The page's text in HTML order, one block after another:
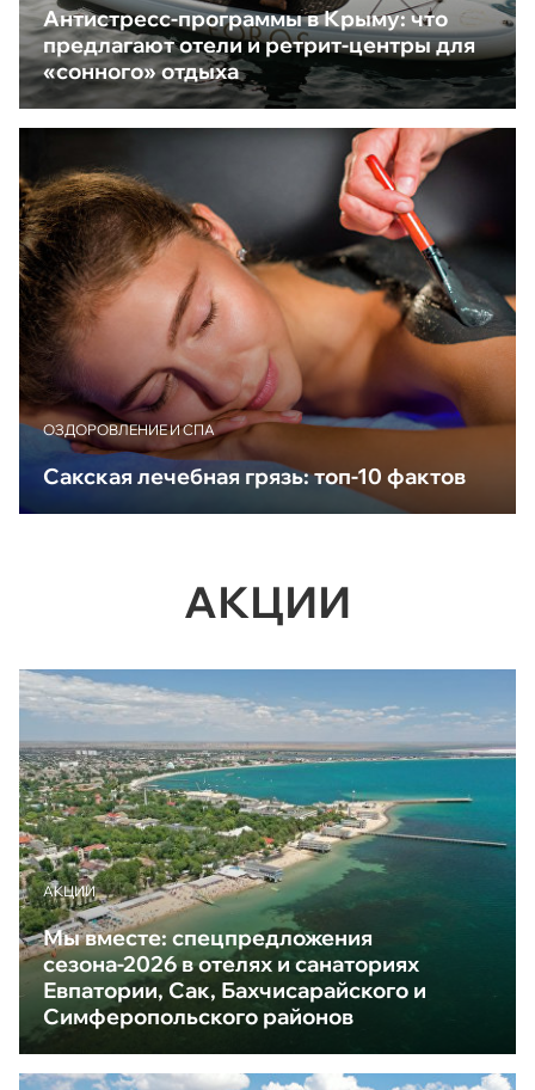
Антистресс-программы в Крыму: что
предлагают отели и ретрит-центры для
«сонного» отдыха
ОЗДОРОВЛЕНИЕ И СПА
Сакская лечебная грязь: топ-10 фактов
АКЦИИ
АКЦИИ
Мы вместе: спецпредложения
сезона-2026 в отелях и санаториях
Евпатории, Сак, Бахчисарайского и
Симферопольского районов